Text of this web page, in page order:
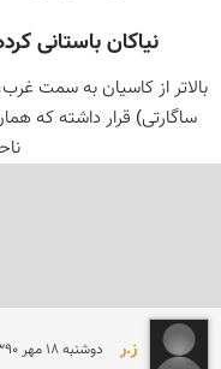
نیاکان باستانی
بالاتر از کاسیان به سمت
ساگارتی) قرار داشته که
ز.ر دوشنبه 18 مهر 1390 | 15 سال پیش